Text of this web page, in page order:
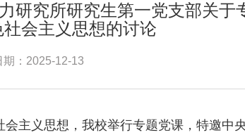
究所研究生第一党支部关于
会主义思想的讨论
期：2025-12-13
主义思想，我校举行专题党课，特邀中